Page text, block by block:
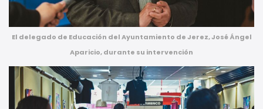
El delegado de Educación del Ayuntamiento de Jerez, José Ángel
Aparicio, durante su intervención